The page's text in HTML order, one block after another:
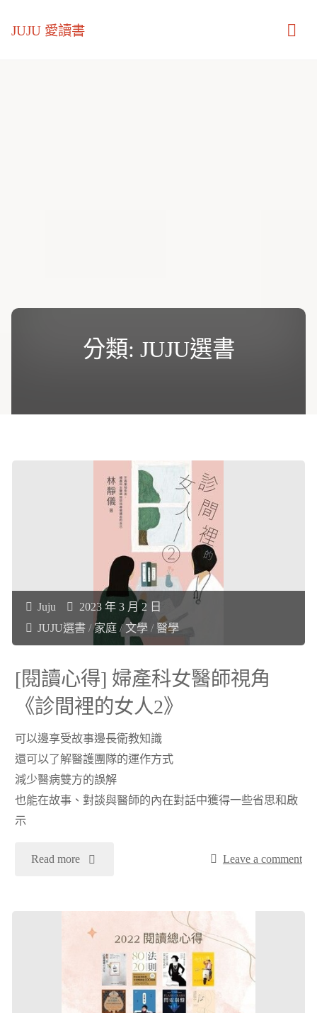
JUJU 愛讀書
分類: JUJU選書
Juju
2023 年 3 月 2 日
JUJU選書 / 家庭 / 文學 / 醫學
[閱讀心得] 婦產科女醫師視角
《診間裡的女人2》
可以邊享受故事邊長衛教知識
還可以了解醫護團隊的運作方式
減少醫病雙方的誤解
也能在故事、對談與醫師的內在對話中獲得一些省思和啟
示
Read more
讀
Leave a comment